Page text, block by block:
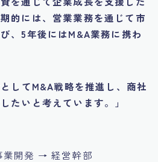
的には、営業業務を通じて市
、5年後にはM&A業務に携わ
してM&A戦略を推進し、商社
たいと考えています。」
開発 → 経営幹部